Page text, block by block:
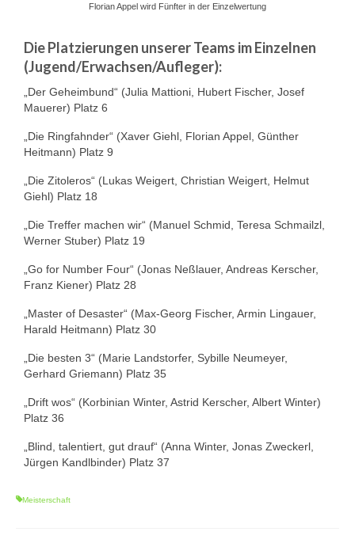
Florian Appel wird Fünfter in der Einzelwertung
Die Platzierungen unserer Teams im Einzelnen
(Jugend/Erwachsen/Aufleger):
„Der Geheimbund“ (Julia Mattioni, Hubert Fischer, Josef
Mauerer) Platz 6
„Die Ringfahnder“ (Xaver Giehl, Florian Appel, Günther
Heitmann) Platz 9
„Die Zitoleros“ (Lukas Weigert, Christian Weigert, Helmut
Giehl) Platz 18
„Die Treffer machen wir“ (Manuel Schmid, Teresa Schmailzl,
Werner Stuber) Platz 19
„Go for Number Four“ (Jonas Neßlauer, Andreas Kerscher,
Franz Kiener) Platz 28
„Master of Desaster“ (Max-Georg Fischer, Armin Lingauer,
Harald Heitmann) Platz 30
„Die besten 3“ (Marie Landstorfer, Sybille Neumeyer,
Gerhard Griemann) Platz 35
„Drift wos“ (Korbinian Winter, Astrid Kerscher, Albert Winter)
Platz 36
„Blind, talentiert, gut drauf“ (Anna Winter, Jonas Zweckerl,
Jürgen Kandlbinder) Platz 37
Meisterschaft